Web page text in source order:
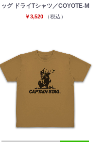
ッグ ドライTシャツ／COYOTE-M
￥3,520 （税込）